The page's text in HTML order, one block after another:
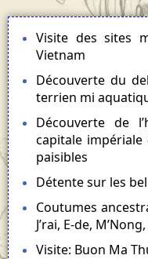
Visite des sites
Vietnam
Découverte du
terrien mi
Découverte de
capitale impériale
paisibles
Détente sur les
Coutumes
J’rai, E-de,
Visite: Buon Ma